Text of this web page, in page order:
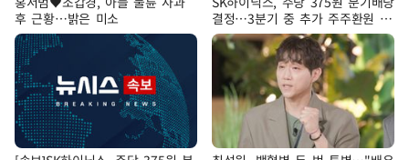
후 근황…밝은 미소
결정…3분기 중 추가 주주환원 발
표